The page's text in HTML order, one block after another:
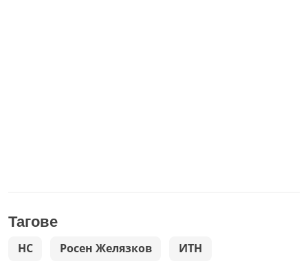
Тагове
НС Росен Желязков ИТН